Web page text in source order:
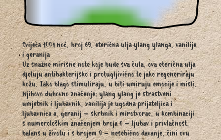
Svijeća 1001 noć, broj 69, eterična ulja ylang ylanga, vanilije
i geranija
Uz snažne mirisne note koje bude sva čula, ova eterična ulja
djeluju antibakterijsko i protugljivično te jako regeneriraju
kožu. Iako blago stimuliraju, u biti umiruju emocije i misli.
Njihovo duhovno značenje; ylang ylang je strastveni
umjetnik i ljubavnik, vanilija je ugodna prijateljica i
ljubavnica a, geranij – skrbnik i mirotvorac, u kombinaciji
s numerološkim značenjem broja 6 – ljubav i privlačnost,
balans u životu i s brojem 9 – nesebično davanje, čini ovu